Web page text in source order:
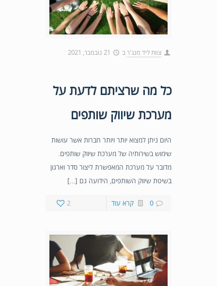
צוות ליד מנג'רב 21 נובמבר, 2021
כל מה שרציתם לדעת על
מערכת שיווק שותפים
היום ניתן למצוא יותר ויותר חברות אשר עושות
שימוש בשירותיה של מערכת שיווק שותפים.
מדובר על מערכת המאפשרת ליצור סדר וארגון
בשיטת שיווק השותפים, הידועה גם […]
2 0 קרא עוד